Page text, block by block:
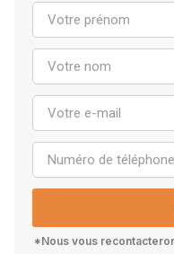
*Nous vous